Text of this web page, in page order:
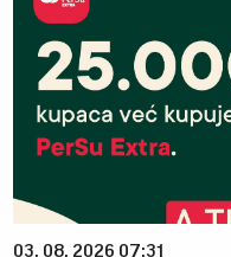
03. 08. 2026 07:31